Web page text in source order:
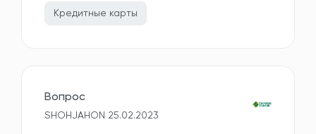
Кредитные карты
Вопрос
SHOHJAHON 25.02.2023